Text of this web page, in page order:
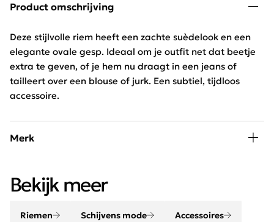
Product omschrijving
Deze stijlvolle riem heeft een zachte suèdelook en een
elegante ovale gesp. Ideaal om je outfit net dat beetje
extra te geven, of je hem nu draagt in een jeans of
tailleert over een blouse of jurk. Een subtiel, tijdloos
accessoire.
Merk
accessoires. Maak je look compleet met onze sjaals,
riemen, sieraden en tassen.
Bekijk meer
Riemen Schijvens mode Accessoires